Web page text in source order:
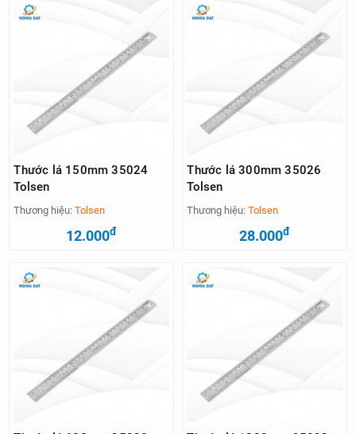
Thước lá 150mm 35024
Tolsen
Thương hiệu:Tolsen
12.000đ
Thước lá 300mm 35026
Tolsen
Thương hiệu:Tolsen
28.000đ